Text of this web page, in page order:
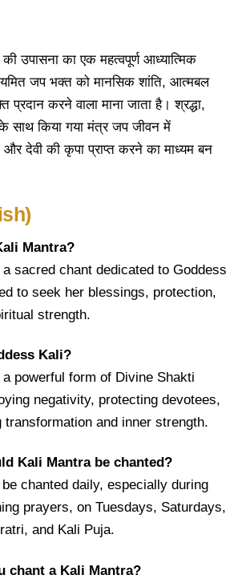
उपासना का एक महत्वपूर्ण आध्यात्मिक
जप भक्त को मानसिक शांति, आत्मबल
प्रदान करने वाला माना जाता है। श्रद्धा,
साथ किया गया मंत्र जप जीवन में
और देवी की कृपा प्राप्त करने का माध्यम बन
Mantra?
sacred chant dedicated to Goddess
to seek her blessings, protection,
strength.
Kali?
powerful form of Divine Shakti
negativity, protecting devotees,
transformation and inner strength.
Kali Mantra be chanted?
chanted daily, especially during
prayers, on Tuesdays, Saturdays,
and Kali Puja.
chant a Kali Mantra?